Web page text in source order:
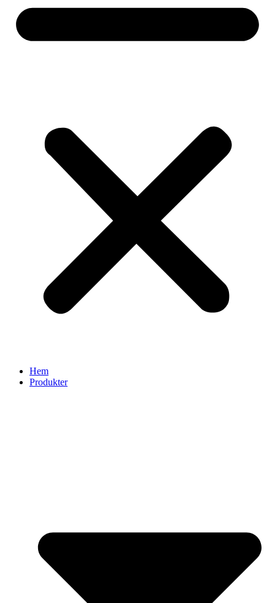
Hem
Produkter